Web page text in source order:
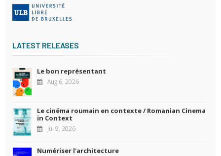
LATEST RELEASES
Le bon représentant
Aug 6, 2026
Le cinéma roumain en contexte / Romanian Cinema
in Context
Jul 9, 2026
Numériser l'architecture